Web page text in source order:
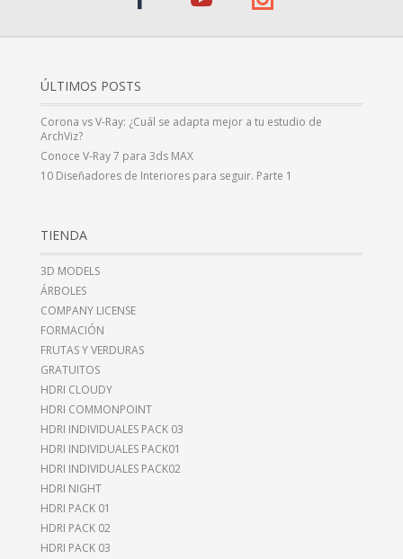
ÚLTIMOS POSTS
Corona vs V-Ray: ¿Cuál se adapta mejor a tu estudio de
ArchViz?
Conoce V-Ray 7 para 3ds MAX
10 Diseñadores de Interiores para seguir. Parte 1
TIENDA
3D MODELS
ÁRBOLES
COMPANY LICENSE
FORMACIÓN
FRUTAS Y VERDURAS
GRATUITOS
HDRI CLOUDY
HDRI COMMONPOINT
HDRI INDIVIDUALES PACK 03
HDRI INDIVIDUALES PACK01
HDRI INDIVIDUALES PACK02
HDRI NIGHT
HDRI PACK 01
HDRI PACK 02
HDRI PACK 03